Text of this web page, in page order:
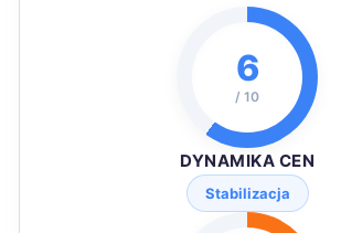
6
/ 10
DYNAMIKA CEN
Stabilizacja